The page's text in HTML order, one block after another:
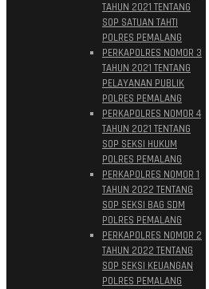
TAHUN 2021 TENTANG
SOP SATUAN TAHTI
POLRES PEMALANG
PERKAPOLRES NOMOR 3
TAHUN 2021 TENTANG
PELAYANAN PUBLIK
POLRES PEMALANG
PERKAPOLRES NOMOR 4
TAHUN 2021 TENTANG
SOP SEKSI HUKUM
POLRES PEMALANG
PERKAPOLRES NOMOR 1
TAHUN 2022 TENTANG
SOP SEKSI BAG SDM
POLRES PEMALANG
PERKAPOLRES NOMOR 2
TAHUN 2022 TENTANG
SOP SEKSI KEUANGAN
POLRES PEMALANG